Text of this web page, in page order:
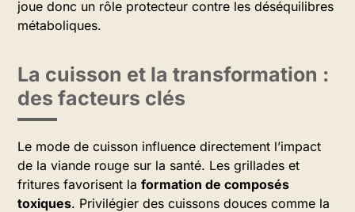
joue donc un rôle protecteur contre les déséquilibres
métaboliques.
La cuisson et la transformation :
des facteurs clés
Le mode de cuisson influence directement l’impact
de la viande rouge sur la santé. Les grillades et
fritures favorisent la formation de composés
toxiques. Privilégier des cuissons douces comme la